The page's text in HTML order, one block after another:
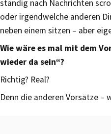
ständig nach Nachrichten
oder irgendwelche anderen
neben einem sitzen – aber
Wie wäre es mal mit dem
wieder da sein“?
Richtig? Real?
Denn die anderen Vorsätze –